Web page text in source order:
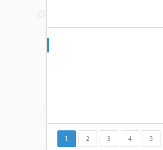
1 2 3 4 5